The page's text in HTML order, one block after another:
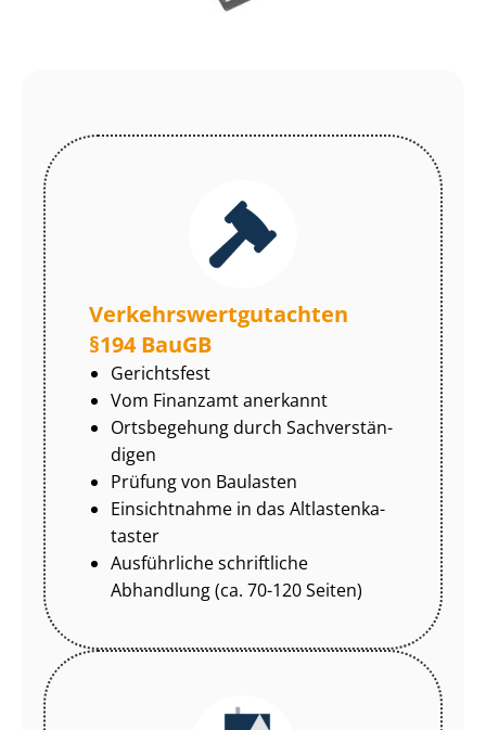
Ver­kehrs­wert­gut­ach­ten
§194 BauGB
Gerichtsfest
Vom Finanzamt anerkannt
Ortsbegehung durch Sach­ver­stän­
di­gen
Prüfung von Baulasten
Einsichtnahme in das Alt­las­ten­ka­
tas­ter
Ausführliche schriftliche
Abhandlung (ca. 70-120 Seiten)